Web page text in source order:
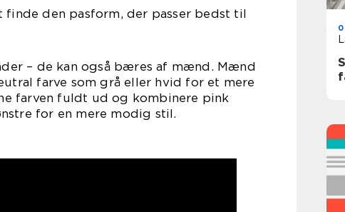
den pasform, der passer bedst til
– de kan også bæres af mænd. Mænd
farve som grå eller hvid for et mere
farven fuldt ud og kombinere pink
for en mere modig stil.